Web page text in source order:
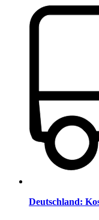
Deutschland: